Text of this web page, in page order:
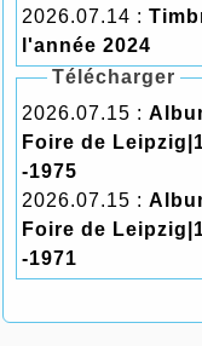
2026.07.14 :
l'année 2024
Télécharger
2026.07.15 :
Foire de
-1975
2026.07.15 :
Foire de
-1971